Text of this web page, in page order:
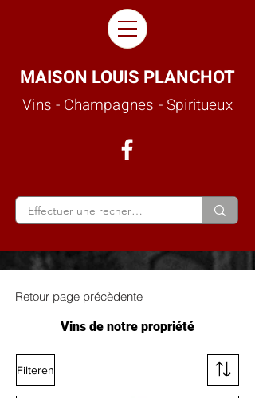
MAISON LOUIS PLANCHOT
Vins - Champagnes - Spiritueux
Retour page précèdente
Vins de notre propriété
Filteren